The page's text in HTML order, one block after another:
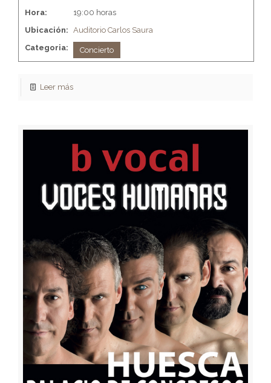
Hora:
19:00 horas
Ubicación: Auditorio Carlos Saura
Categoria:
Concierto
Leer más